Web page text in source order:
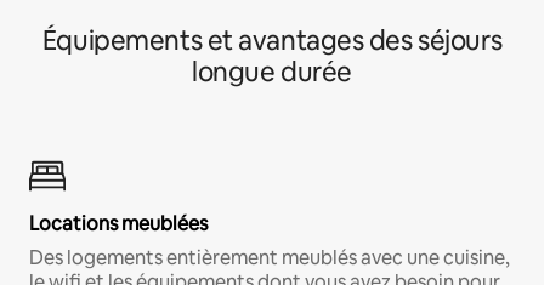
Équipements et avantages des séjours
longue durée
Locations meublées
Des logements entièrement meublés avec une cuisine,